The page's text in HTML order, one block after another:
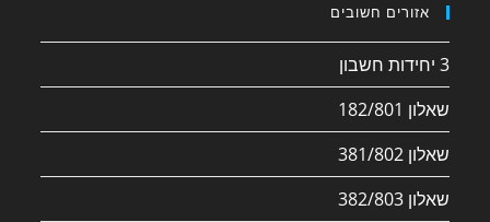
אזורים חשובים
3 יחידות חשבון
שאלון 182/801
שאלון 381/802
שאלון 382/803